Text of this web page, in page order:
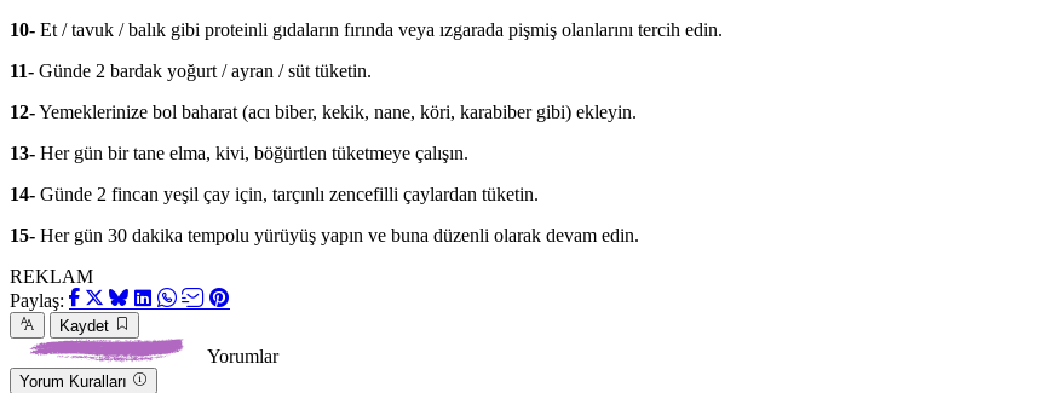
10- Et / tavuk / balık gibi proteinli gıdaların fırında veya ızgarada pişmiş olanlarını tercih edin.
11- Günde 2 bardak yoğurt / ayran / süt tüketin.
12-Yemeklerinize bol baharat (acı biber, kekik, nane, köri, karabiber gibi) ekleyin.
13- Her gün bir tane elma, kivi, böğürtlen tüketmeye çalışın.
14- Günde 2 fincan yeşil çay için, tarçınlı zencefilli çaylardan tüketin.
15- Her gün 30 dakika tempolu yürüyüş yapın ve buna düzenli olarak devam edin.
REKLAM
Paylaş:
Kaydet
Yorumlar
Yorum Kuralları